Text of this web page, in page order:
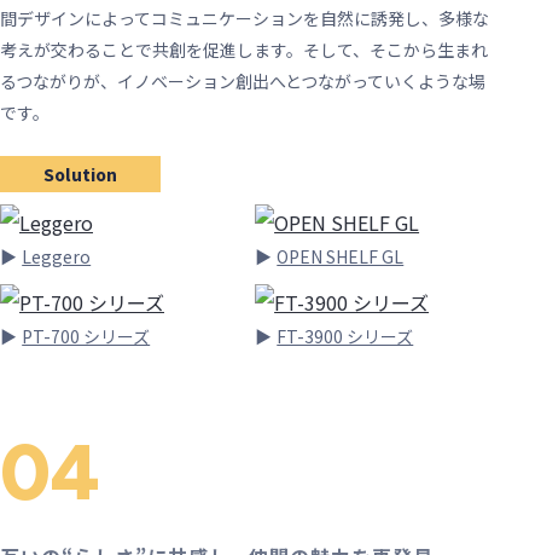
間デザインによってコミュニケーションを自然に誘発し、多様な
考えが交わることで共創を促進します。そして、そこから生まれ
るつながりが、イノベーション創出へとつながっていくような場
です。
Solution
Leggero OPEN SHELF GL
PT-700 シリーズ FT-3900 シリーズ
04